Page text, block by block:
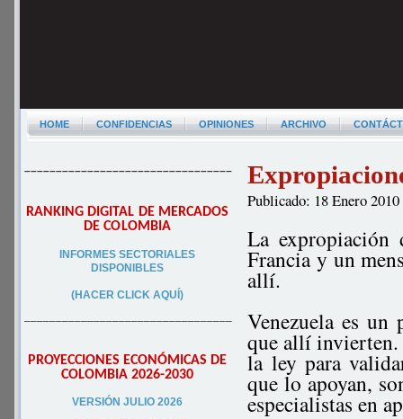
HOME CONFIDENCIAS OPINIONES ARCHIVO
–––––––––––––––––––––––––––––––––
RANKING DIGITAL DE MERCADOS
DE COLOMBIA
INFORMES SECTORIALES
DISPONIBLES
(HACER CLICK AQUÍ)
–––––––––––––––––––––––––––––––––
PROYECCIONES ECONÓMICAS DE
COLOMBIA 2026-2030
VERSIÓN JULIO 2026
Publicado: 18 Enero 2010
La expropiación
Francia y un
allí.
Venezuela es un
que allí invierten.
la ley para
que lo apoyan,
especialistas en